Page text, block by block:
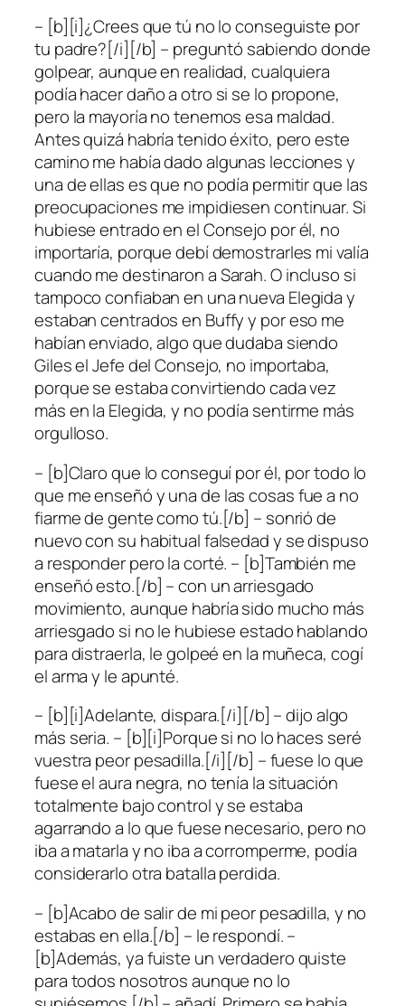
– [b][i]¿Crees que tú no lo conseguiste por
tu padre?[/i][/b] – preguntó sabiendo donde
golpear, aunque en realidad, cualquiera
podía hacer daño a otro si se lo propone,
pero la mayoría no tenemos esa maldad.
Antes quizá habría tenido éxito, pero este
camino me había dado algunas lecciones y
una de ellas es que no podía permitir que las
preocupaciones me impidiesen continuar. Si
hubiese entrado en el Consejo por él, no
importaría, porque debí demostrarles mi valía
cuando me destinaron a Sarah. O incluso si
tampoco confiaban en una nueva Elegida y
estaban centrados en Buffy y por eso me
habían enviado, algo que dudaba siendo
Giles el Jefe del Consejo, no importaba,
porque se estaba convirtiendo cada vez
más en la Elegida, y no podía sentirme más
orgulloso.
– [b]Claro que lo conseguí por él, por todo lo
que me enseñó y una de las cosas fue a no
fiarme de gente como tú.[/b] – sonrió de
nuevo con su habitual falsedad y se dispuso
a responder pero la corté. – [b]También me
enseñó esto.[/b] – con un arriesgado
movimiento, aunque habría sido mucho más
arriesgado si no le hubiese estado hablando
para distraerla, le golpeé en la muñeca, cogí
el arma y le apunté.
– [b][i]Adelante, dispara.[/i][/b] – dijo algo
más seria. – [b][i]Porque si no lo haces seré
vuestra peor pesadilla.[/i][/b] – fuese lo que
fuese el aura negra, no tenía la situación
totalmente bajo control y se estaba
agarrando a lo que fuese necesario, pero no
iba a matarla y no iba a corromperme, podía
considerarlo otra batalla perdida.
– [b]Acabo de salir de mi peor pesadilla, y no
estabas en ella.[/b] – le respondí. –
[b]Además, ya fuiste un verdadero quiste
para todos nosotros aunque no lo